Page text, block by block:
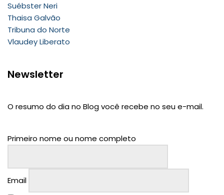
Suébster Neri
Thaisa Galvão
Tribuna do Norte
Vlaudey Liberato
Newsletter
O resumo do dia no Blog você recebe no seu e-mail.
Primeiro nome ou nome completo
Email